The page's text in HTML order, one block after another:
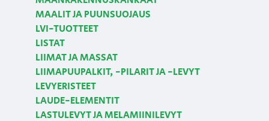
MAALIT JA PUUNSUOJAUS
LVI-TUOTTEET
LISTAT
LIIMAT JA MASSAT
LIIMAPUUPALKIT, -PILARIT JA -LEVYT
LEVYERISTEET
LAUDE-ELEMENTIT
LASTULEVYT JA MELAMIINILEVYT